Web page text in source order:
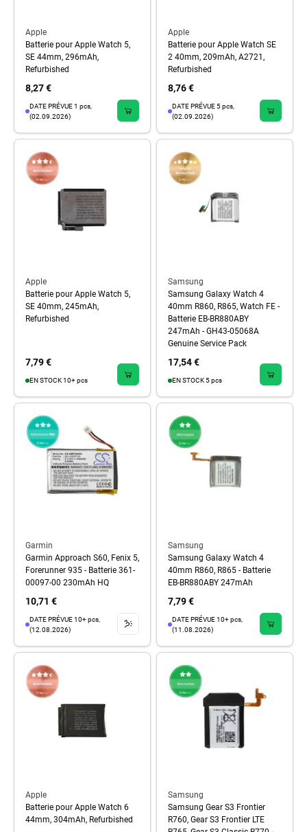
Apple
Batterie pour Apple Watch 5,
SE 44mm, 296mAh,
Refurbished
8,27 €
DATE PRÉVUE 1 pcs,
(02.09.2026)
Apple
Batterie pour Apple Watch SE
2 40mm, 209mAh, A2721,
Refurbished
8,76 €
DATE PRÉVUE 5 pcs,
(02.09.2026)
Apple
Batterie pour Apple Watch 5,
SE 40mm, 245mAh,
Refurbished
7,79 €
EN STOCK 10+ pcs
Samsung
Samsung Galaxy Watch 4
40mm R860, R865, Watch FE -
Batterie EB-BR880ABY
247mAh - GH43-05068A
Genuine Service Pack
17,54 €
EN STOCK 5 pcs
Garmin
Garmin Approach S60, Fenix 5,
Forerunner 935 - Batterie 361-
00097-00 230mAh HQ
10,71 €
DATE PRÉVUE 10+ pcs,
(12.08.2026)
Samsung
Samsung Galaxy Watch 4
40mm R860, R865 - Batterie
EB-BR880ABY 247mAh
7,79 €
DATE PRÉVUE 10+ pcs,
(11.08.2026)
Apple
Batterie pour Apple Watch 6
44mm, 304mAh, Refurbished
Samsung
Samsung Gear S3 Frontier
R760, Gear S3 Frontier LTE